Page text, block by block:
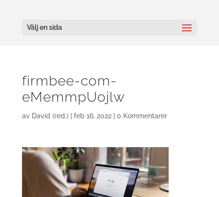
Välj en sida
firmbee-com-
eMemmpUojlw
av David (red.)| feb 16, 2022| 0 Kommentarer